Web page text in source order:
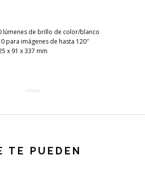
lúmenes de brillo de color/blanco
para imágenes de hasta 120″
x 91 x 337 mm
TE PUEDEN